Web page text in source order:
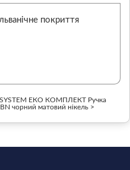
покриття
ЕКО КОМПЛЕКТ Ручка
чорний матовий нікель >